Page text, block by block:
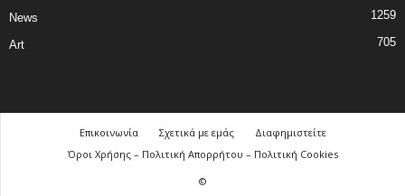
News 1259
Art 705
Επικοινωνία Σχετικά με εμάς
Διαφημιστείτε
Όροι Χρήσης – Πολιτική Απορρήτου – Πολιτική Cookies
©